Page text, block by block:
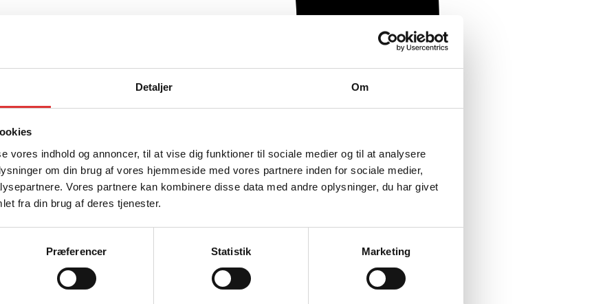
Detaljer Om
vores indhold og annoncer, til at vise dig funktioner til sociale medier og til at analysere
om din brug af vores hjemmeside med vores partnere inden for sociale medier,
Vores partnere kan kombinere disse data med andre oplysninger, du har givet
fra din brug af deres tjenester.
Præferencer Statistik Marketing